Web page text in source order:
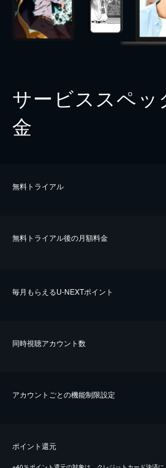
サービススペッ
金
無料トライアル
無料トライアル後の⽉額料金
毎⽉もらえるU-NEXTポイント
同時視聴アカウント数
アカウントごとの機能制限設定
ポイント還元